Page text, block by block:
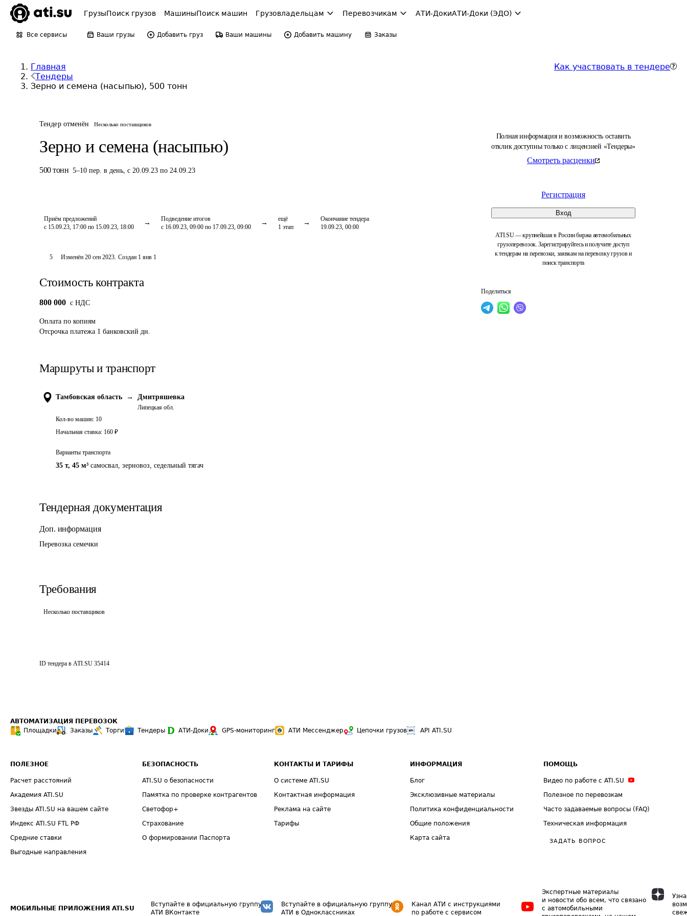
ГрузыПоиск грузов МашиныПоиск машин Грузовладельцам Перевозчикам АТИ-ДокиАТИ-Доки (ЭДО)
Все сервисы Ваши грузы Добавить груз Ваши машины Добавить машину Заказы
Главная
Тендеры
Зерно и семена (насыпью), 500 тонн
Как участвовать в тендере
Тендер отменён Несколько поставщиков
Зерно и семена (насыпью)
500 тонн 5–10 пер. в день, с 20.09.23 по 24.09.23
Приём предложений
с 15.09.23, 17:00 по 15.09.23, 18:00
Подведение итогов
с 16.09.23, 09:00 по 17.09.23, 09:00
ещё
1 этап
Окончание тендера
19.09.23, 00:00
Полная информация и возможность оставить
отклик доступны только с лицензией «Тендеры»
Смотреть расценки
Регистрация
Вход
ATI.SU — крупнейшая в России биржа автомобильных
грузоперевозок. Зарегистрируйтесь и получите доступ
к тендерам на перевозки, заявкам на перевозку грузов и
поиск транспорта
Поделиться
5 Изменён 20 сен 2023. Создан 1 янв 1
Стоимость контракта
800 000 c НДС
Оплата по копиям
Отсрочка платежа 1 банковский дн.
Маршруты и транспорт
Тамбовская область → Дмитряшевка
Липецкая обл.
Кол-во машин: 10
Начальная ставка: 160 ₽
Варианты транспорта
35 т, 45 м³ самосвал, зерновоз, седельный тягач
Тендерная документация
Доп. информация
Перевозка семечки
Требования
Несколько поставщиков
ID тендера в ATI.SU 35414
АВТОМАТИЗАЦИЯ ПЕРЕВОЗОК
Площадки
Заказы Торги Тендеры АТИ-Доки GPS-мониторинг АТИ Мессенджер Цепочки грузов API ATI.SU
ПОЛЕЗНОЕ
Расчет расстояний
Академия ATI.SU
Звезды ATI.SU на вашем сайте
Индекс ATI.SU FTL РФ
Средние ставки
Выгодные направления
БЕЗОПАСНОСТЬ
ATI.SU о безопасности
Памятка по проверке контрагентов
Светофор+
Страхование
О формировании Паспорта
КОНТАКТЫ И ТАРИФЫ
О системе ATI.SU
Контактная информация
Реклама на сайте
Тарифы
ИНФОРМАЦИЯ
Блог
Эксклюзивные материалы
Политика конфиденциальности
Общие положения
Карта сайта
ПОМОЩЬ
Видео по работе с ATI.SU
Полезное по перевозкам
Часто задаваемые вопросы (FAQ)
Техническая информация
ЗАДАТЬ ВОПРОС
МОБИЛЬНЫЕ ПРИЛОЖЕНИЯ ATI.SU
Вступайте в официальную группу
АТИ ВКонтакте
Вступайте в официальную группу
АТИ в Одноклассниках
Канал АТИ с инструкциями
по работе с сервисом
Экспертные материалы
и новости обо всем, что связано
с автомобильными